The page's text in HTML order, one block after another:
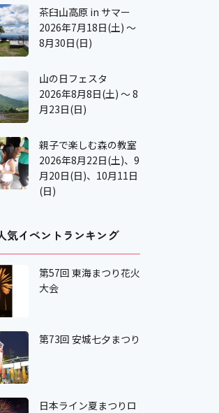
茶臼山高原 in サマー
2026年7月18日(土) ～
8月30日(日)
山の日フェスタ
2026年8月8日(土) ～ 8
月23日(日)
親子で楽しむ森の教室
2026年8月22日(土)、9
月20日(日)、10月11日
(日)
気イベントランキング
第57回 東海まつり花火
大会
第73回 安城七夕まつり
日本ライン夏まつりロ